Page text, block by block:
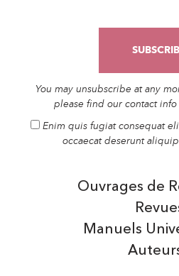
You may unsubscribe at any
please find our contact
Enim quis fugiat consequat
occaecat deserunt
Manuels
Ouvrages de